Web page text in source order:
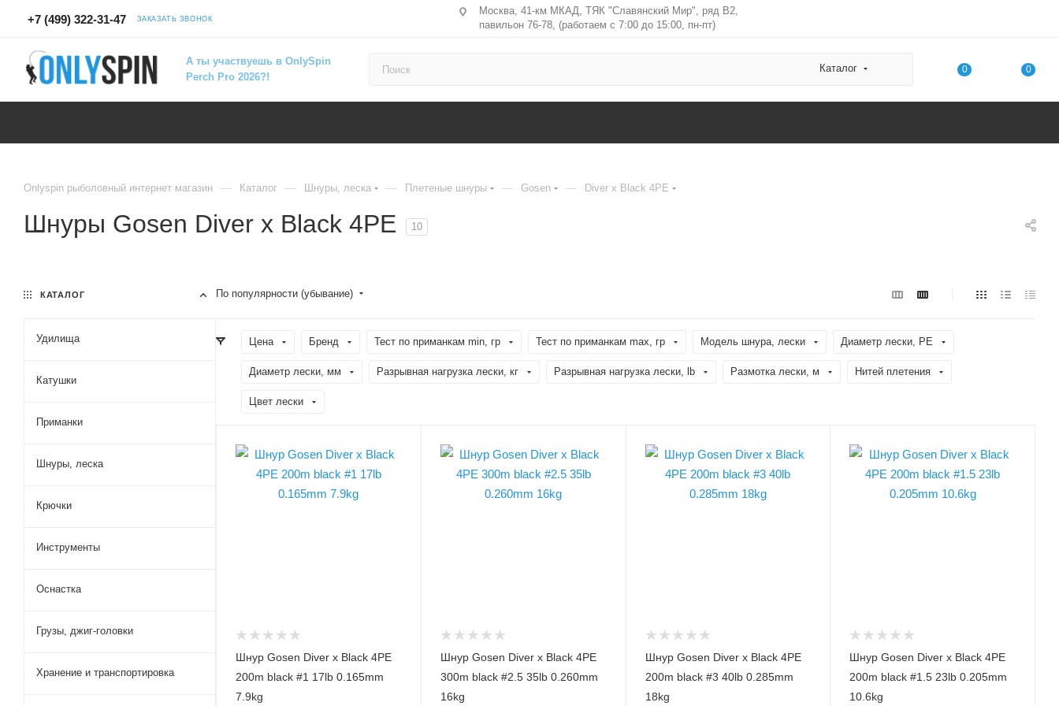
+7 (499) 322-31-47 ЗАКАЗАТЬ ЗВОНОК
Москва, 41-км МКАД, ТЯК "Славянский Мир", ряд В2,
павильон 76-78, (работаем с 7:00 до 15:00, пн-пт)
А ты участвуешь в OnlySpin
Perch Pro 2026?!
Каталог 0 0
Onlyspin рыболовный интернет магазин — Каталог — Шнуры, леска — Плетеные шнуры — Gosen — Diver x Black 4PE
Шнуры Gosen Diver x Black 4PE 10
По популярности (убывание)
Цена Бренд Тест по приманкам min, гр Тест по приманкам max, гр Модель шнура, лески Диаметр лески, PE
Диаметр лески, мм Разрывная нагрузка лески, кг Разрывная нагрузка лески, lb Размотка лески, м Нитей плетения
Цвет лески
Модель шнура, лески
Диаметр лески, PE
Разрывная нагрузка
лески, lb
17
Размотка лески, м
200
Шнур Gosen Diver x Black 4PE
200m black #1 17lb 0.165mm
7.9kg
Модель шнура, лески
Диаметр лески, PE
Разрывная нагрузка
лески, lb
35
Размотка лески, м
300
Шнур Gosen Diver x Black 4PE
300m black #2.5 35lb 0.260mm
16kg
Модель шнура, лески
Диаметр лески, PE
Разрывная нагрузка
лески, lb
40
Размотка лески, м
200
Шнур Gosen Diver x Black 4PE
200m black #3 40lb 0.285mm
18kg
Модель шнура, лески
Диаметр лески, PE
Разрывная нагрузка
лески, lb
23
Размотка лески, м
200
Шнур Gosen Diver x Black 4PE
200m black #1.5 23lb 0.205mm
10.6kg
КАТАЛОГ
Удилища
Катушки
Приманки
Шнуры, леска
Крючки
Инструменты
Оснастка
Грузы, джиг-головки
Хранение и транспортировка